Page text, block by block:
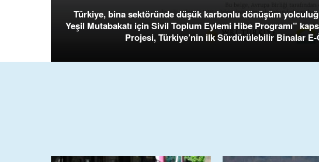
Türkiye, bina sektöründe düşük karbonlu dönüşüm
Yeşil Mutabakatı için Sivil Toplum Eylemi Hibe Programı”
Projesi, Türkiye’nin ilk Sürdürülebilir Binalar E-